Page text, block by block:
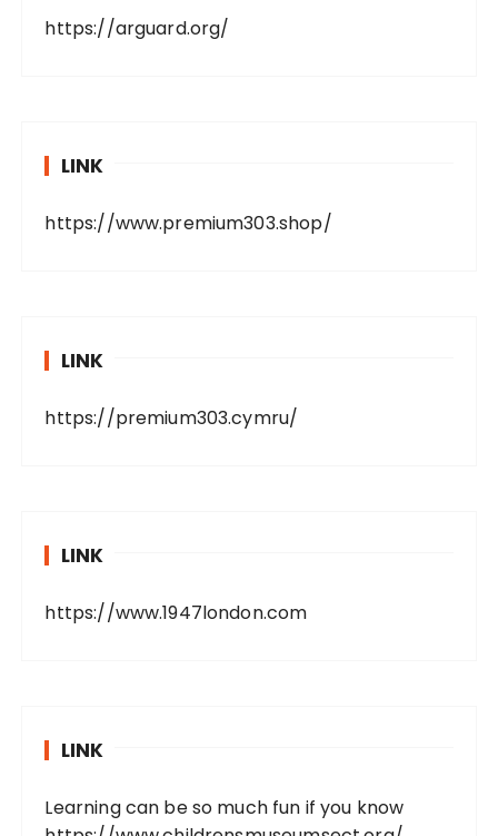
https://arguard.org/
LINK
https://www.premium303.shop/
LINK
https://premium303.cymru/
LINK
https://www.1947london.com
LINK
Learning can be so much fun if you know